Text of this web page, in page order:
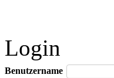
Login
Benutzername